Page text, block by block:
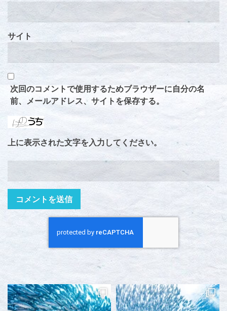
サイト
次回のコメントで使用するためブラウザーに自分の名
前、メールアドレス、サイトを保存する。
上に表示された文字を入力してください。